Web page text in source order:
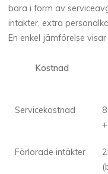
bara i form av
intäkter, extra
En enkel jämförelse
Kostnad
Servicekostnad
Förlorade intäkter